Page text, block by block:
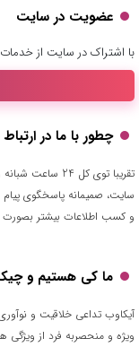
عضویت در سایت
با اشتراک در سایت از
چطور با ما در
تقریبا توی کل
سایت، صمیمانه پاسخگوی
و کسب اطلاعات بیشتر بصورت
ما کی هستیم و
آیکاوب تداعی خلاقیت و
ویژه و منحصربه فرد از ویژگی